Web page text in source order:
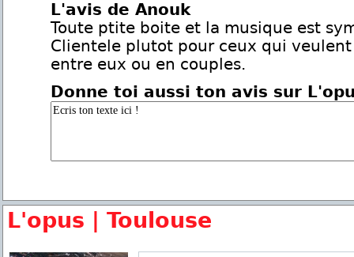
L'avis de Anouk
Toute ptite boite et la musique est
Clientele plutot pour ceux qui
entre eux ou en couples.
Donne toi aussi ton avis sur
L'opus | Toulouse